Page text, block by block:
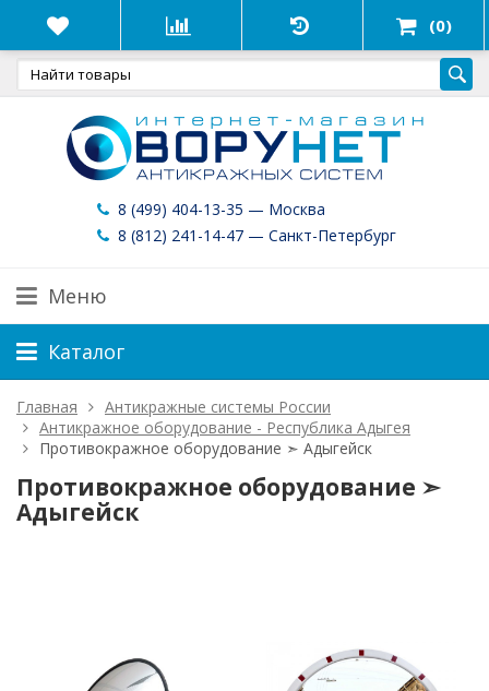
(0)
8 (499) 404-13-35 — Москва
8 (812) 241-14-47 — Санкт-Петербург
Меню
Каталог
Главная
Антикражные системы России
Антикражное оборудование - Республика Адыгея
Противокражное оборудование ➣ Адыгейск
Противокражное оборудование ➣
Адыгейск